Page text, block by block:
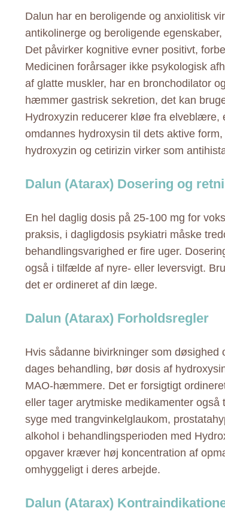
Dalun har en beroligende og anxiolitisk
antikolinerge og beroligende
Det påvirker kognitive evner positivt,
Medicinen forårsager ikke psykologisk
af glatte muskler, har en bronchodilator
hæmmer gastrisk sekretion, det kan
Hydroxyzin reducerer kløe fra elveblære,
omdannes hydroxysin til dets aktive
hydroxyzin og cetirizin virker som
Dalun (Atarax) Dosering og
En hel daglig dosis på 25-100 mg for
praksis, i dagligdosis psykiatri måske
behandlingsvarighed er fire uger.
også i tilfælde af nyre- eller leversvigt.
det er ordineret af din læge.
Dalun (Atarax) Forholdsregler
Hvis sådanne bivirkninger som
dages behandling, bør dosis af
MAO-hæmmere. Det er forsigtigt
eller tager arytmiske medikamenter også
syge med trangvinkelglaukom,
alkohol i behandlingsperioden med
opgaver kræver høj koncentration af
omhyggeligt i deres arbejde.
Dalun (Atarax)